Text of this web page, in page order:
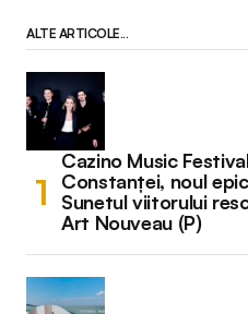
ALTE ARTICOLE...
Cazino Music
Constanței, noul
Sunetul viitorului
Art Nouveau (P)